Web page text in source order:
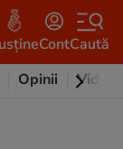
ContCaută
Opinii Video